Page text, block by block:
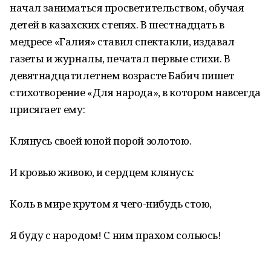
начал заниматься просветительством, обучая
детей в казахских степях. В шестнадцать в
медресе «Галия» ставил спектакли, издавал
газеты и журналы, печатал первые стихи. В
девятнадцатилетнем возрасте Бабич пишет
стихотворение «Для народа», в котором навсегда
присягает ему:
Клянусь своей юной порой золотою.
И кровью живою, и сердцем клянусь:
Коль в мире крутом я чего-нибудь стою,
Я буду с народом! С ним прахом сольюсь!